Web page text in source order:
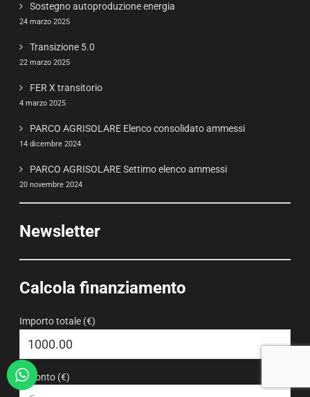
Sostegno autoproduzione energia
24 marzo 2025
Transizione 5.0
22 marzo 2025
FER X transitorio
4 marzo 2025
PARCO AGRISOLARE Elenco consolidato ammessi
14 dicembre 2024
PARCO AGRISOLARE Settimo elenco ammessi
20 novembre 2024
Newsletter
Calcola finanziamento
Importo totale (€)
Acconto (€)